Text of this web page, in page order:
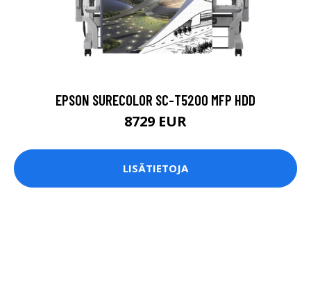
EPSON SURECOLOR SC-T5200 MFP HDD
8729 EUR
LISÄTIETOJA